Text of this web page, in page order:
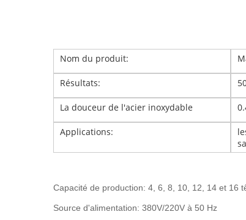
Nom du produit:
Résultats:
La douceur de l'acier inoxydable
Applications:
Capacité de production: 4, 6, 8, 10, 12, 14 et 16
Source d'alimentation: 380V/220V à 50 Hz